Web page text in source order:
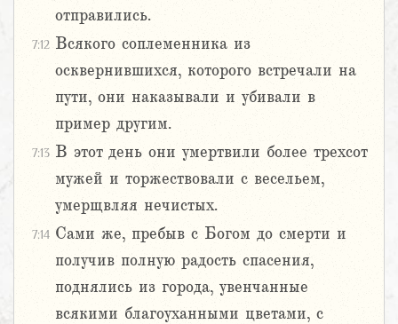
отправились.
7:12 Всякого соплеменника из
осквернившихся, которого встречали на
пути, они наказывали и убивали в
пример другим.
7:13 В этот день они умертвили более трехсот
мужей и торжествовали с весельем,
умерщвляя нечистых.
7:14 Сами же, пребыв с Богом до смерти и
получив полную радость спасения,
поднялись из города, увенчанные
всякими благоуханными цветами, с